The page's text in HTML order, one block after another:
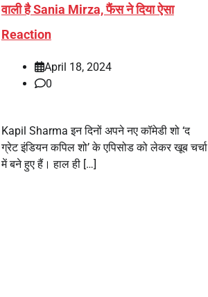
वाली है Sania Mirza, फैंस ने दिया ऐसा
Reaction
April 18, 2024
0
Kapil Sharma इन दिनों अपने नए कॉमेडी शो ‘द
ग्रेट इंडियन कपिल शो’ के एपिसोड को लेकर खूब चर्चा
में बने हुए हैं। हाल ही […]